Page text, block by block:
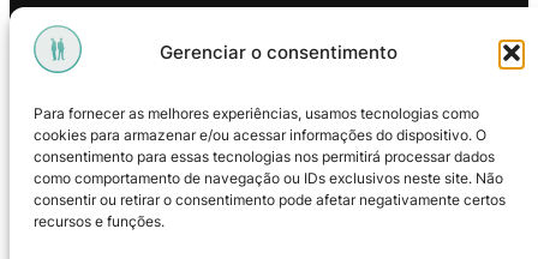
Gerenciar o consentimento
Para fornecer as melhores experiências, usamos tecnologias como
cookies para armazenar e/ou acessar informações do dispositivo. O
consentimento para essas tecnologias nos permitirá processar dados
como comportamento de navegação ou IDs exclusivos neste site. Não
consentir ou retirar o consentimento pode afetar negativamente certos
recursos e funções.
Política de Privacidade
Política de Troca e Devoluções
Política de Reembolso